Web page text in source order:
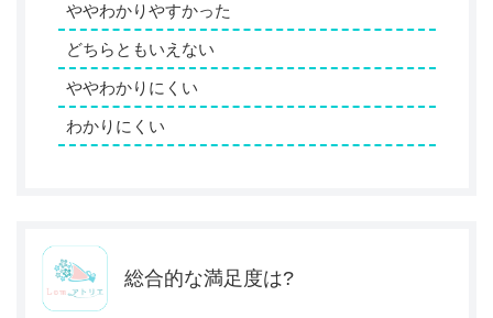
ややわかりやすかった
どちらともいえない
ややわかりにくい
わかりにくい
総合的な満足度は?